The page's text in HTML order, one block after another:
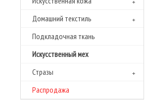
Домашний текстиль
Подкладочная ткань
Искусственный мех
Cтразы
Распродажа